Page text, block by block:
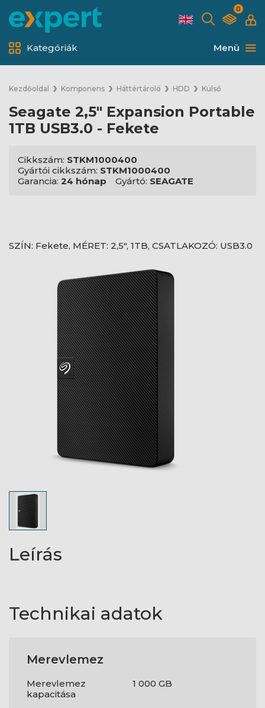
0
Menü
Kategóriák
Kezdőoldal Komponens Háttértároló HDD Külső
Seagate 2,5" Expansion Portable
1TB USB3.0 - Fekete
Cikkszám: STKM1000400
Gyártói cikkszám: STKM1000400
Garancia: 24 hónap Gyártó: SEAGATE
SZÍN: Fekete, MÉRET: 2,5", 1TB, CSATLAKOZÓ: USB3.0
Leírás
Technikai adatok
Merevlemez
Merevlemez
kapacitása
1 000 GB